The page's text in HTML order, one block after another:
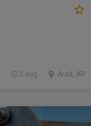
Arad, AR
2 aug.